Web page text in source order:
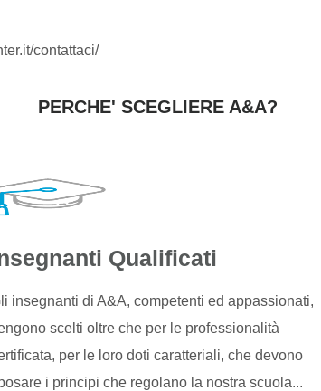
contattaci/
PERCHE' SCEGLIERE A&A?
Qualificati
insegnanti di A&A, competenti ed appassionati,
scelti oltre che per le professionalità
per le loro doti caratteriali, che devono
i principi che regolano la nostra scuola...